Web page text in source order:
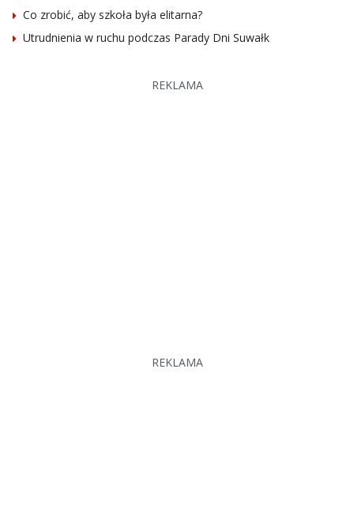
Co zrobić, aby szkoła była elitarna?
Utrudnienia w ruchu podczas Parady Dni Suwałk
REKLAMA
REKLAMA